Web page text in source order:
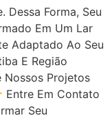
Dessa Forma, Seu
Em Um Lar
Adaptado Ao Seu
E Região
Projetos
Entre Em Contato
Seu